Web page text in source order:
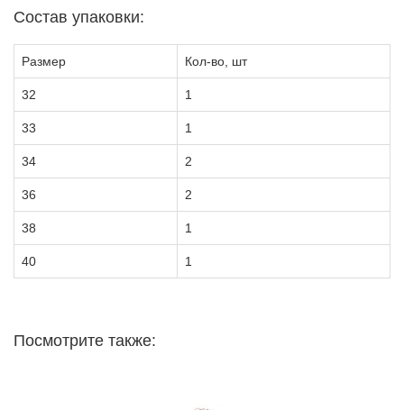
Состав упаковки:
Размер Кол-во, шт
32 1
33 1
34 2
36 2
38 1
40 1
Посмотрите также: